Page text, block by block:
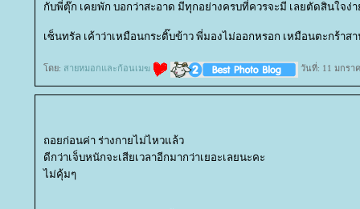
กับพี่ตุ๊ก เคยพัก บอกว่าสะอาด มีทุกอย่างครบที่ควรจะมี เลยตัดสินใจง่
เซ็นทรัล เค้าว่าเหมือนกระติ๊บข้าว พี่มองไม่ออกหรอก เหมือนตะกร้าส
ดย: สายหมอกและก้อนเมฆ วันที่: 11 มกรา
ถอยก่อนค่า ร่างกายไม่ไหวแล้ว
ดีกว่าเจ็บหนักจะเสียเวลาอีกมากว่าเยอะเลยนะคะ
ไม่คุ้มๆ